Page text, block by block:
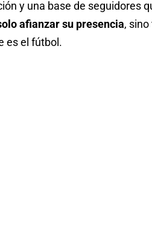
y una base de seguidores
afianzar su presencia,
es el fútbol.